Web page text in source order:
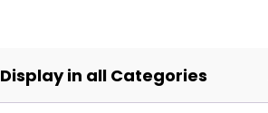
Display in all Categories